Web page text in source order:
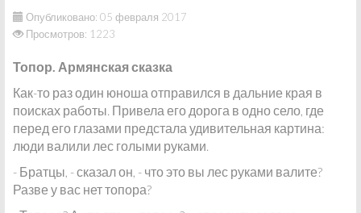
Опубликовано: 05 февраля 2017
Просмотров: 1223
Топор. Армянская сказка
Как-то раз один юноша отправился в дальние края в
поисках работы. Привела его дорога в одно село, где
перед его глазами предстала удивительная картина:
люди валили лес голыми руками.
- Братцы, - сказал он, - что это вы лес руками валите?
Разве у вас нет топора?